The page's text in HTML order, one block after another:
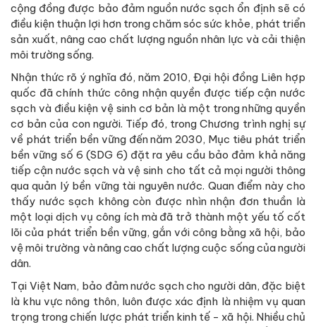
cộng đồng được bảo đảm nguồn nước sạch ổn định sẽ có
điều kiện thuận lợi hơn trong chăm sóc sức khỏe, phát triển
sản xuất, nâng cao chất lượng nguồn nhân lực và cải thiện
môi trường sống.
Nhận thức rõ ý nghĩa đó, năm 2010, Đại hội đồng Liên hợp
quốc đã chính thức công nhận quyền được tiếp cận nước
sạch và điều kiện vệ sinh cơ bản là một trong những quyền
cơ bản của con người. Tiếp đó, trong Chương trình nghị sự
về phát triển bền vững đến năm 2030, Mục tiêu phát triển
bền vững số 6 (SDG 6) đặt ra yêu cầu bảo đảm khả năng
tiếp cận nước sạch và vệ sinh cho tất cả mọi người thông
qua quản lý bền vững tài nguyên nước. Quan điểm này cho
thấy nước sạch không còn được nhìn nhận đơn thuần là
một loại dịch vụ công ích mà đã trở thành một yếu tố cốt
lõi của phát triển bền vững, gắn với công bằng xã hội, bảo
vệ môi trường và nâng cao chất lượng cuộc sống của người
dân.
Tại Việt Nam, bảo đảm nước sạch cho người dân, đặc biệt
là khu vực nông thôn, luôn được xác định là nhiệm vụ quan
trọng trong chiến lược phát triển kinh tế - xã hội. Nhiều chủ